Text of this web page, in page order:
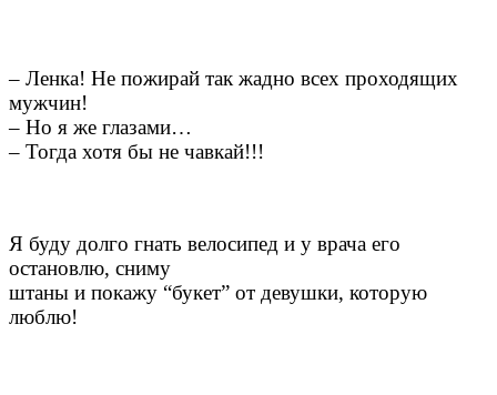
– Ленка! Не пожирай так жадно всех проходящих
мужчин!
– Но я же глазами…
– Тогда хотя бы не чавкай!!!
Я буду долго гнать велосипед и у врача его
остановлю, сниму
штаны и покажу “букет” от девушки, которую
люблю!